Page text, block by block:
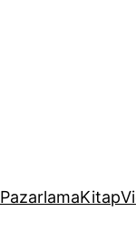
PazarlamaKitap